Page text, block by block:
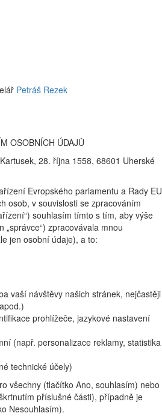
Petráš Rezek
OSOBNÍCH ÚDAJŮ
28. října 1558, 68601 Uherské
Evropského parlamentu a Rady EU
osob, v souvislosti se zpracováním
souhlasím tímto s tím, aby výše
„správce“) zpracovávala mnou
jen osobní údaje), a to:
vaší návštěvy našich stránek, nejčastěji
prohlížeče, jazykové nastavení
(např. personalizace reklamy, statistika
technické účely)
všechny (tlačítko Ano, souhlasím) nebo
příslušné části), případně je
Nesouhlasím).